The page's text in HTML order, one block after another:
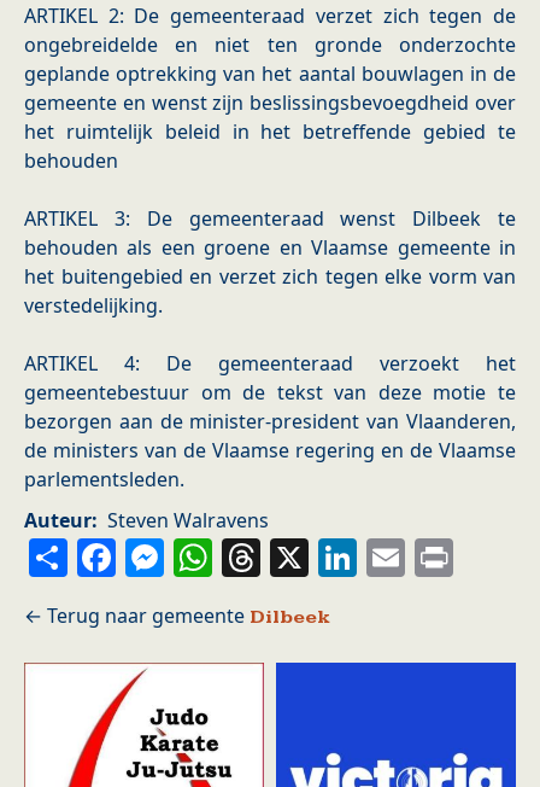
ARTIKEL 2: De gemeenteraad verzet zich tegen de
ongebreidelde en niet ten gronde onderzochte
geplande optrekking van het aantal bouwlagen in de
gemeente en wenst zijn beslissingsbevoegdheid over
het ruimtelijk beleid in het betreffende gebied te
behouden
ARTIKEL 3: De gemeenteraad wenst Dilbeek te
behouden als een groene en Vlaamse gemeente in
het buitengebied en verzet zich tegen elke vorm van
verstedelijking.
ARTIKEL 4: De gemeenteraad verzoekt het
gemeentebestuur om de tekst van deze motie te
bezorgen aan de minister-president van Vlaanderen,
de ministers van de Vlaamse regering en de Vlaamse
parlementsleden.
Auteur Steven Walravens
ShareFacebook
Messenger
WhatsApp
Threads
X LinkedIn
Email
Dilbeek